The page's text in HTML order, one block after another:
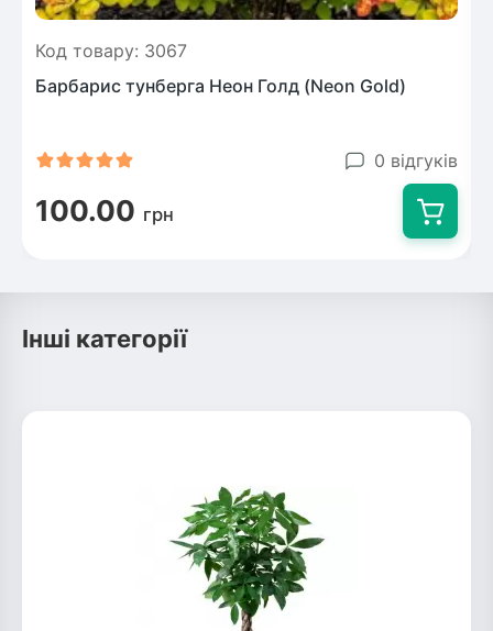
Код товару: 3067
Барбарис тунберга Неон Голд (Neon Gold)
0 відгуків
100.00 грн
Інші категорії